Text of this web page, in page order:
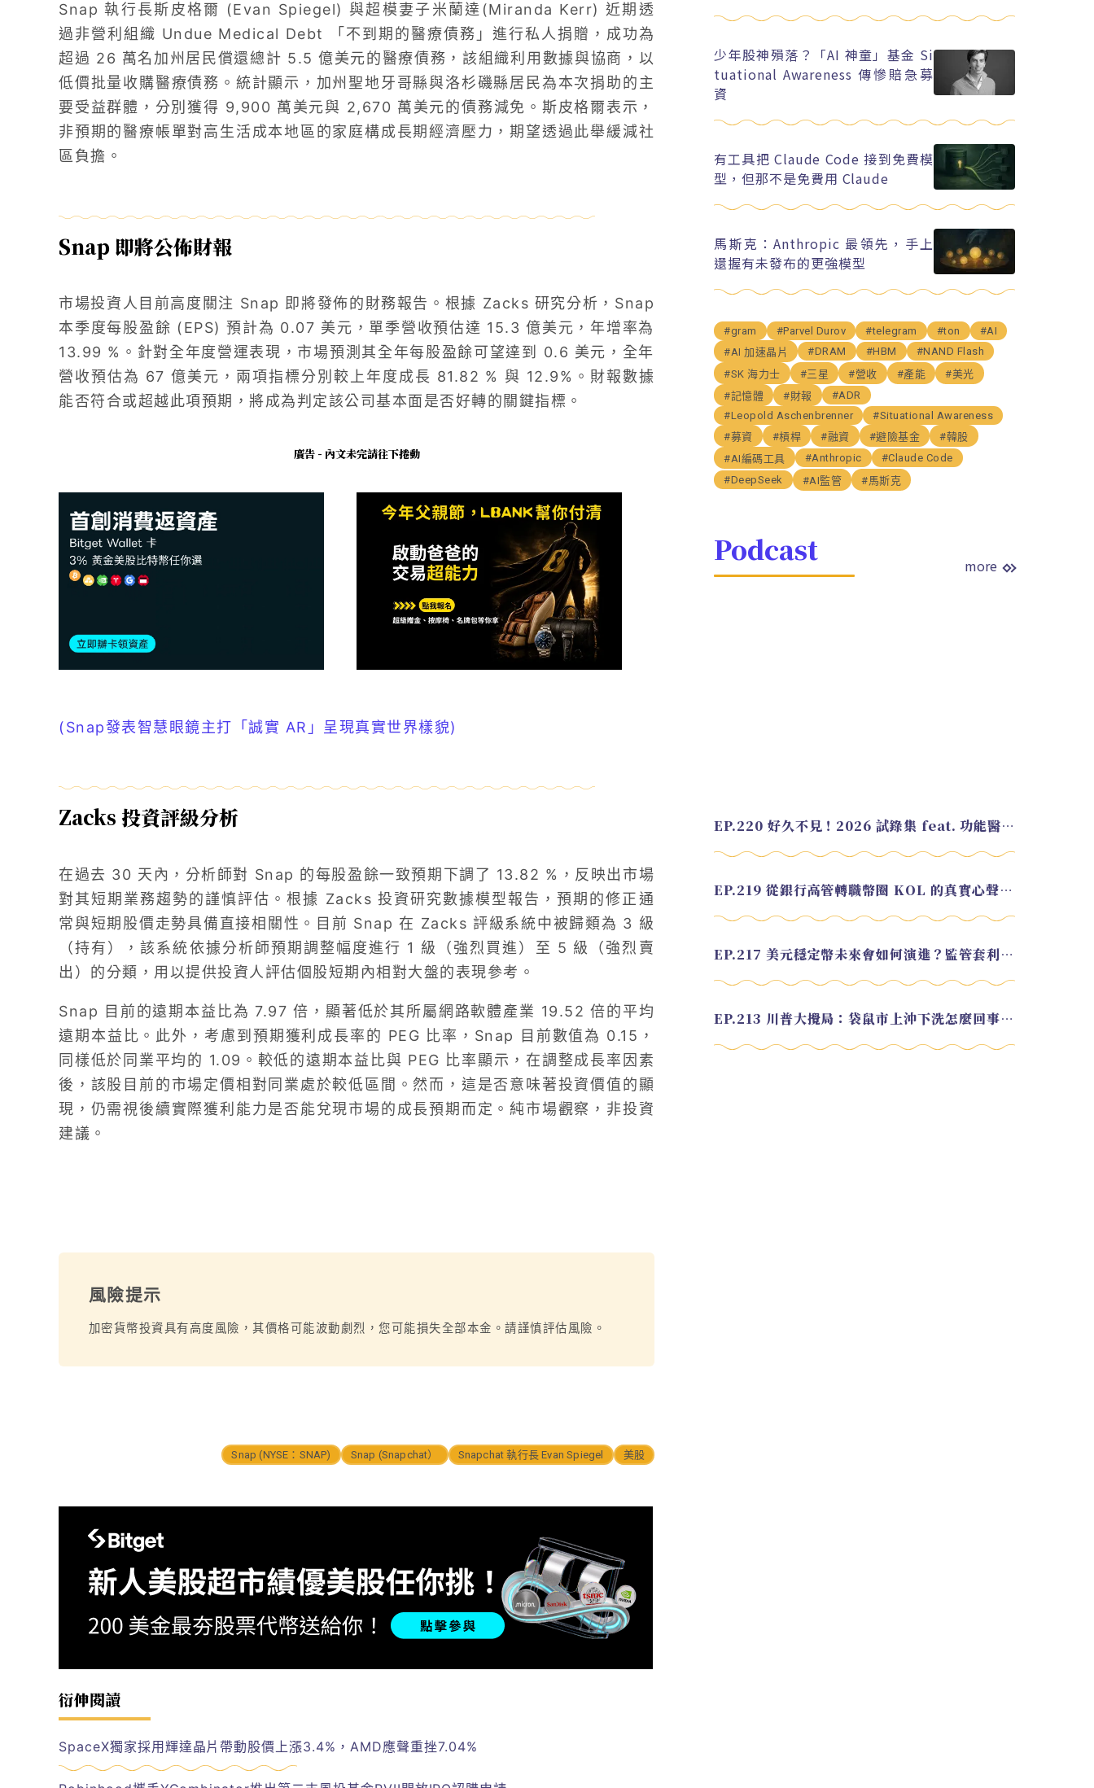
Snap 執行長斯皮格爾 (Evan Spiegel) 與超模妻子米蘭達(Miranda Kerr) 近期透
過非營利組織 Undue Medical Debt 「不到期的醫療債務」進行私人捐贈，成功為
超過 26 萬名加州居民償還總計 5.5 億美元的醫療債務，該組織利用數據與協商，以
低價批量收購醫療債務。統計顯示，加州聖地牙哥縣與洛杉磯縣居民為本次捐助的主
要受益群體，分別獲得 9,900 萬美元與 2,670 萬美元的債務減免。斯皮格爾表示，
非預期的醫療帳單對高生活成本地區的家庭構成長期經濟壓力，期望透過此舉緩減社
區負擔。
Snap 即將公佈財報
市場投資人目前高度關注 Snap 即將發佈的財務報告。根據 Zacks 研究分析，Snap
本季度每股盈餘 (EPS) 預計為 0.07 美元，單季營收預估達 15.3 億美元，年增率為
13.99 %。針對全年度營運表現，市場預測其全年每股盈餘可望達到 0.6 美元，全年
營收預估為 67 億美元，兩項指標分別較上年度成長 81.82 % 與 12.9%。財報數據
能否符合或超越此項預期，將成為判定該公司基本面是否好轉的關鍵指標。
廣告 - 內文未完請往下捲動
(Snap發表智慧眼鏡主打「誠實 AR」呈現真實世界樣貌)
Zacks 投資評級分析
在過去 30 天內，分析師對 Snap 的每股盈餘一致預期下調了 13.82 %，反映出市場
對其短期業務趨勢的謹慎評估。根據 Zacks 投資研究數據模型報告，預期的修正通
常與短期股價走勢具備直接相關性。目前 Snap 在 Zacks 評級系統中被歸類為 3 級
（持有），該系統依據分析師預期調整幅度進行 1 級（強烈買進）至 5 級（強烈賣
出）的分類，用以提供投資人評估個股短期內相對大盤的表現參考。
Snap 目前的遠期本益比為 7.97 倍，顯著低於其所屬網路軟體產業 19.52 倍的平均
遠期本益比。此外，考慮到預期獲利成長率的 PEG 比率，Snap 目前數值為 0.15，
同樣低於同業平均的 1.09。較低的遠期本益比與 PEG 比率顯示，在調整成長率因素
後，該股目前的市場定價相對同業處於較低區間。然而，這是否意味著投資價值的顯
現，仍需視後續實際獲利能力是否能兌現市場的成長預期而定。純市場觀察，非投資
建議。
風險提示
加密貨幣投資具有高度風險，其價格可能波動劇烈，您可能損失全部本金。請謹慎評估風險。
Snap (NYSE：SNAP) Snap (Snapchat） Snapchat 執行長 Evan Spiegel 美股
衍伸閱讀
SpaceX獨家採用輝達晶片帶動股價上漲3.4%，AMD應聲重挫7.04%
少年股神殞落？「AI 神童」基金 Si
tuational Awareness 傳慘賠急募
資
有工具把 Claude Code 接到免費模
型，但那不是免費用 Claude
馬斯克：Anthropic 最領先，手上
還握有未發布的更強模型
#gram #Parvel Durov #telegram #ton
#AI
#AI 加速晶片
#DRAM #HBM
#NAND Flash
#SK 海力士
#三星 #營收 #產能
#美光
#記憶體
#財報
#ADR
#Leopold Aschenbrenner
#Situational Awareness
#募資
#槓桿 #融資 #避險基金
#韓股
#AI編碼工具
#Anthropic
#Claude Code
#DeepSeek
#AI監管 #馬斯克
Podcast more
EP.220 好久不見！2026 試錄集 feat. 功能醫學營養師 美寶
EP.219 從銀行高管轉職幣圈 KOL 的真實心聲 feat.龜大
EP.217 美元穩定幣未來會如何演進？監管套利終將收斂？feat. 研究員 余哲安
EP.213 川普大攪局：袋鼠市上沖下洗怎麼回事？feat. Alvin